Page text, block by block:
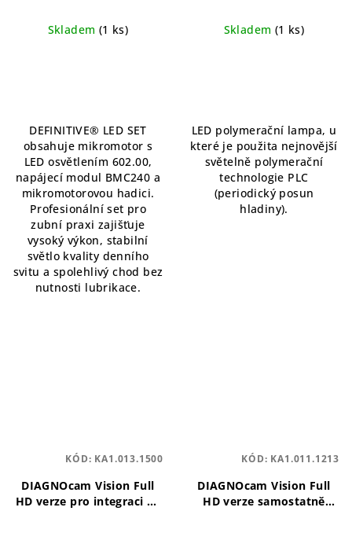
mikromotorová hadice
Profesionální
Skladem (1 ks)
DEFINITIVE® LED SET
obsahuje mikromotor s
LED osvětlením 602.00,
napájecí modul BMC240 a
mikromotorovou hadici.
Profesionální set pro
zubní praxi zajišťuje
vysoký výkon, stabilní
světlo kvality denního
svitu a spolehlivý chod bez
nutnosti lubrikace.
Skladem (1 ks)
LED polymerační lampa, u
které je použita nejnovější
světelně polymerační
technologie PLC
(periodický posun
hladiny).
DIAGNOcam Vision Full
HD verze pro integraci na
KÓD: KA1.013.1500
DIAGNOcam Vision Full
HD verze samostatně
KÓD: KA1.011.1213